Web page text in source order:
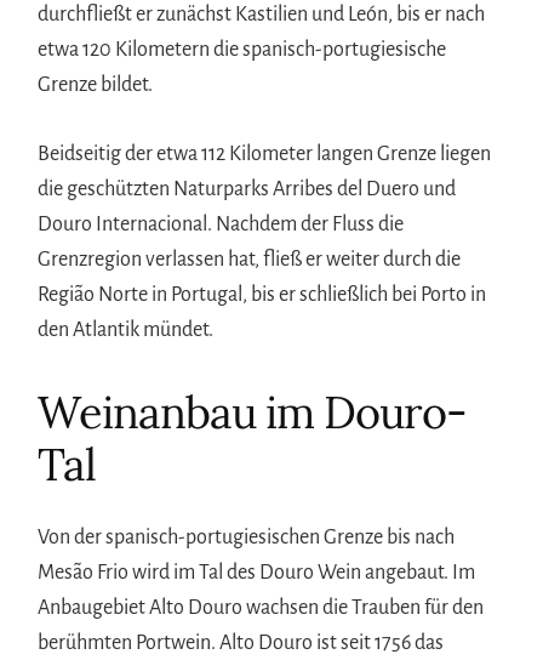
durchfließt er zunächst Kastilien und León, bis er nach
etwa 120 Kilometern die spanisch-portugiesische
Grenze bildet.
Beidseitig der etwa 112 Kilometer langen Grenze liegen
die geschützten Naturparks Arribes del Duero und
Douro Internacional. Nachdem der Fluss die
Grenzregion verlassen hat, fließ er weiter durch die
Região Norte in Portugal, bis er schließlich bei Porto in
den Atlantik mündet.
Weinanbau im Douro-
Tal
Von der spanisch-portugiesischen Grenze bis nach
Mesão Frio wird im Tal des Douro Wein angebaut. Im
Anbaugebiet Alto Douro wachsen die Trauben für den
berühmten Portwein. Alto Douro ist seit 1756 das